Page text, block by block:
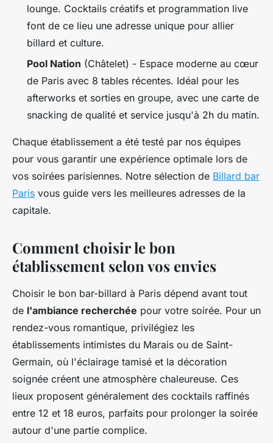
lounge. Cocktails créatifs et programmation live
font de ce lieu une adresse unique pour allier
billard et culture.
Pool Nation (Châtelet) - Espace moderne au cœur
de Paris avec 8 tables récentes. Idéal pour les
afterworks et sorties en groupe, avec une carte de
snacking de qualité et service jusqu'à 2h du matin.
Chaque établissement a été testé par nos équipes
pour vous garantir une expérience optimale lors de
vos soirées parisiennes. Notre sélection de Billard bar
Paris vous guide vers les meilleures adresses de la
capitale.
Comment choisir le bon
établissement selon vos envies
Choisir le bon bar-billard à Paris dépend avant tout
de l'ambiance recherchée pour votre soirée. Pour un
rendez-vous romantique, privilégiez les
établissements intimistes du Marais ou de Saint-
Germain, où l'éclairage tamisé et la décoration
soignée créent une atmosphère chaleureuse. Ces
lieux proposent généralement des cocktails raffinés
entre 12 et 18 euros, parfaits pour prolonger la soirée
autour d'une partie complice.